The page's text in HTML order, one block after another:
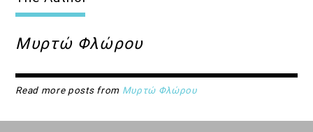
22:00
24:00
Μυρτώ Φλώρου
Read more posts from Μυρτώ Φλώρου